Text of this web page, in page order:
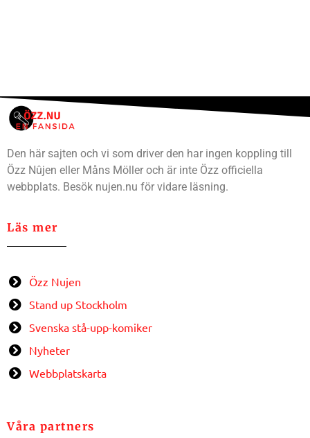
Den här sajten och vi som driver den har ingen koppling till
Özz Nûjen eller Måns Möller och är inte Özz officiella
webbplats. Besök nujen.nu för vidare läsning.
Läs mer
Özz Nujen
Stand up Stockholm
Svenska stå-upp-komiker
Nyheter
Webbplatskarta
Våra partners